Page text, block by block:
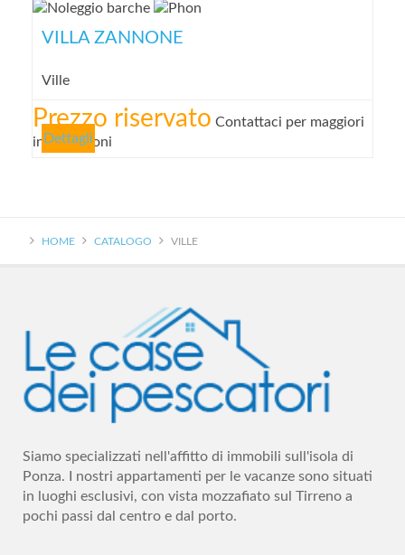
VILLA ZANNONE
Ville
Prezzo riservato Contattaci per maggiori
informazioni
Dettagli
HOME CATALOGO VILLE
Siamo specializzati nell'affitto di immobili sull'isola di
Ponza. I nostri appartamenti per le vacanze sono situati
in luoghi esclusivi, con vista mozzafiato sul Tirreno a
pochi passi dal centro e dal porto.